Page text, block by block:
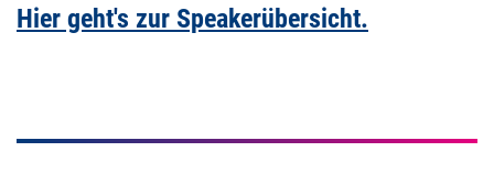
Hier geht's zur Speakerübersicht.